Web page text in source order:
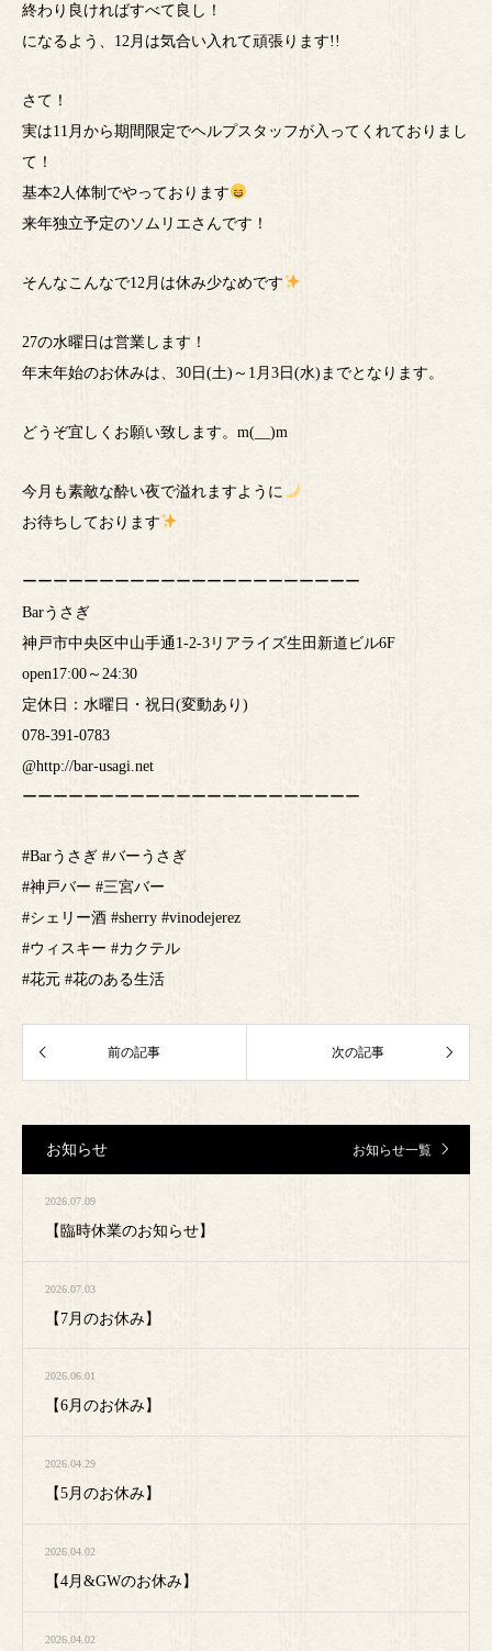
終わり良ければすべて良し！
になるよう、12月は気合い入れて頑張ります!!
さて！
実は11月から期間限定でヘルプスタッフが入ってくれておりまし
て！
基本2人体制でやっております
来年独立予定のソムリエさんです！
そんなこんなで12月は休み少なめです
27の水曜日は営業します！
年末年始のお休みは、30日(土)～1月3日(水)までとなります。
どうぞ宜しくお願い致します。m(__)m
今月も素敵な酔い夜で溢れますように
お待ちしております
ーーーーーーーーーーーーーーーーーーーーーー
Barうさぎ
神戸市中央区中山手通1-2-3リアライズ生田新道ビル6F
open17:00～24:30
定休日：水曜日・祝日(変動あり)
078-391-0783
@http://bar-usagi.net
ーーーーーーーーーーーーーーーーーーーーーー
#Barうさぎ #バーうさぎ
#神戸バー #三宮バー
#シェリー酒 #sherry #vinodejerez
#ウィスキー #カクテル
#花元 #花のある生活
お知らせ お知らせ一覧
2026.07.09
【臨時休業のお知らせ】
2026.07.03
【7月のお休み】
2026.06.01
【6月のお休み】
2026.04.29
【5月のお休み】
2026.04.02
【4月&GWのお休み】
2026.04.02